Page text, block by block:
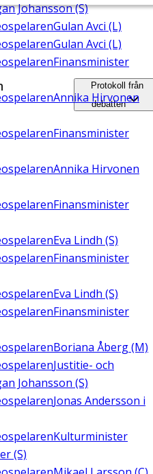
Johansson (S)
Gulan Avci (L)
Gulan Avci (L)
Finansminister
Annika Hirvonen
Finansminister
Annika Hirvonen
Finansminister
Eva Lindh (S)
Finansminister
Eva Lindh (S)
Finansminister
Boriana Åberg (M)
Justitie- och
Johansson (S)
Jonas Andersson i
Kulturminister
(S)
Protokoll från
debatten